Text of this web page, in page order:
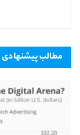
مطالبپیشنهادی